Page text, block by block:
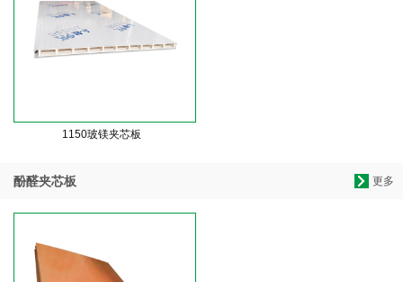
1150玻镁夹芯板
更多
酚醛夹芯板